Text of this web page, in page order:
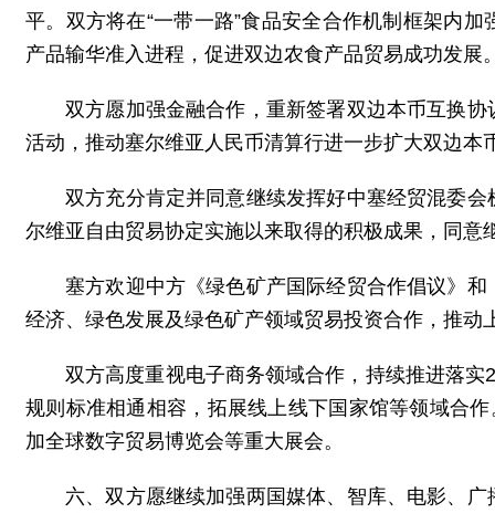
平。双方将在“一带一路”食品安全合作机制框架内
产品输华准入进程，促进双边农食产品贸易成功发
双方愿加强金融合作，重新签署双边本币互换
活动，推动塞尔维亚人民币清算行进一步扩大双边
双方充分肯定并同意继续发挥好中塞经贸混委
尔维亚自由贸易协定实施以来取得的积极成果，同意
塞方欢迎中方《绿色矿产国际经贸合作倡议》
经济、绿色发展及绿色矿产领域贸易投资合作，推动
双方高度重视电子商务领域合作，持续推进落
规则标准相通相容，拓展线上线下国家馆等领域合
加全球数字贸易博览会等重大展会。
六、双方愿继续加强两国媒体、智库、电影、